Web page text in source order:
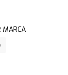
MARCA